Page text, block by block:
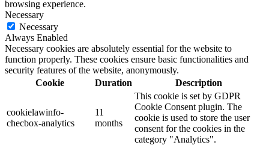
browsing experience.
Necessary
Necessary
Always Enabled
Necessary cookies are absolutely essential for the website to
function properly. These cookies ensure basic functionalities and
security features of the website, anonymously.
Cookie
Duration Description
cookielawinfo-
checbox-analytics
11
months
This cookie is set by GDPR
Cookie Consent plugin. The
cookie is used to store the user
consent for the cookies in the
category "Analytics".